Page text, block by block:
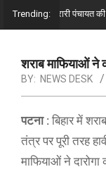
Trending:
तक पहुंची गरारी पंचायत की
शराब माफियाओं ने
BY: NEWS DESK
पटना : बिहार में
तंत्र पर पूरी तरह
माफियाओं ने